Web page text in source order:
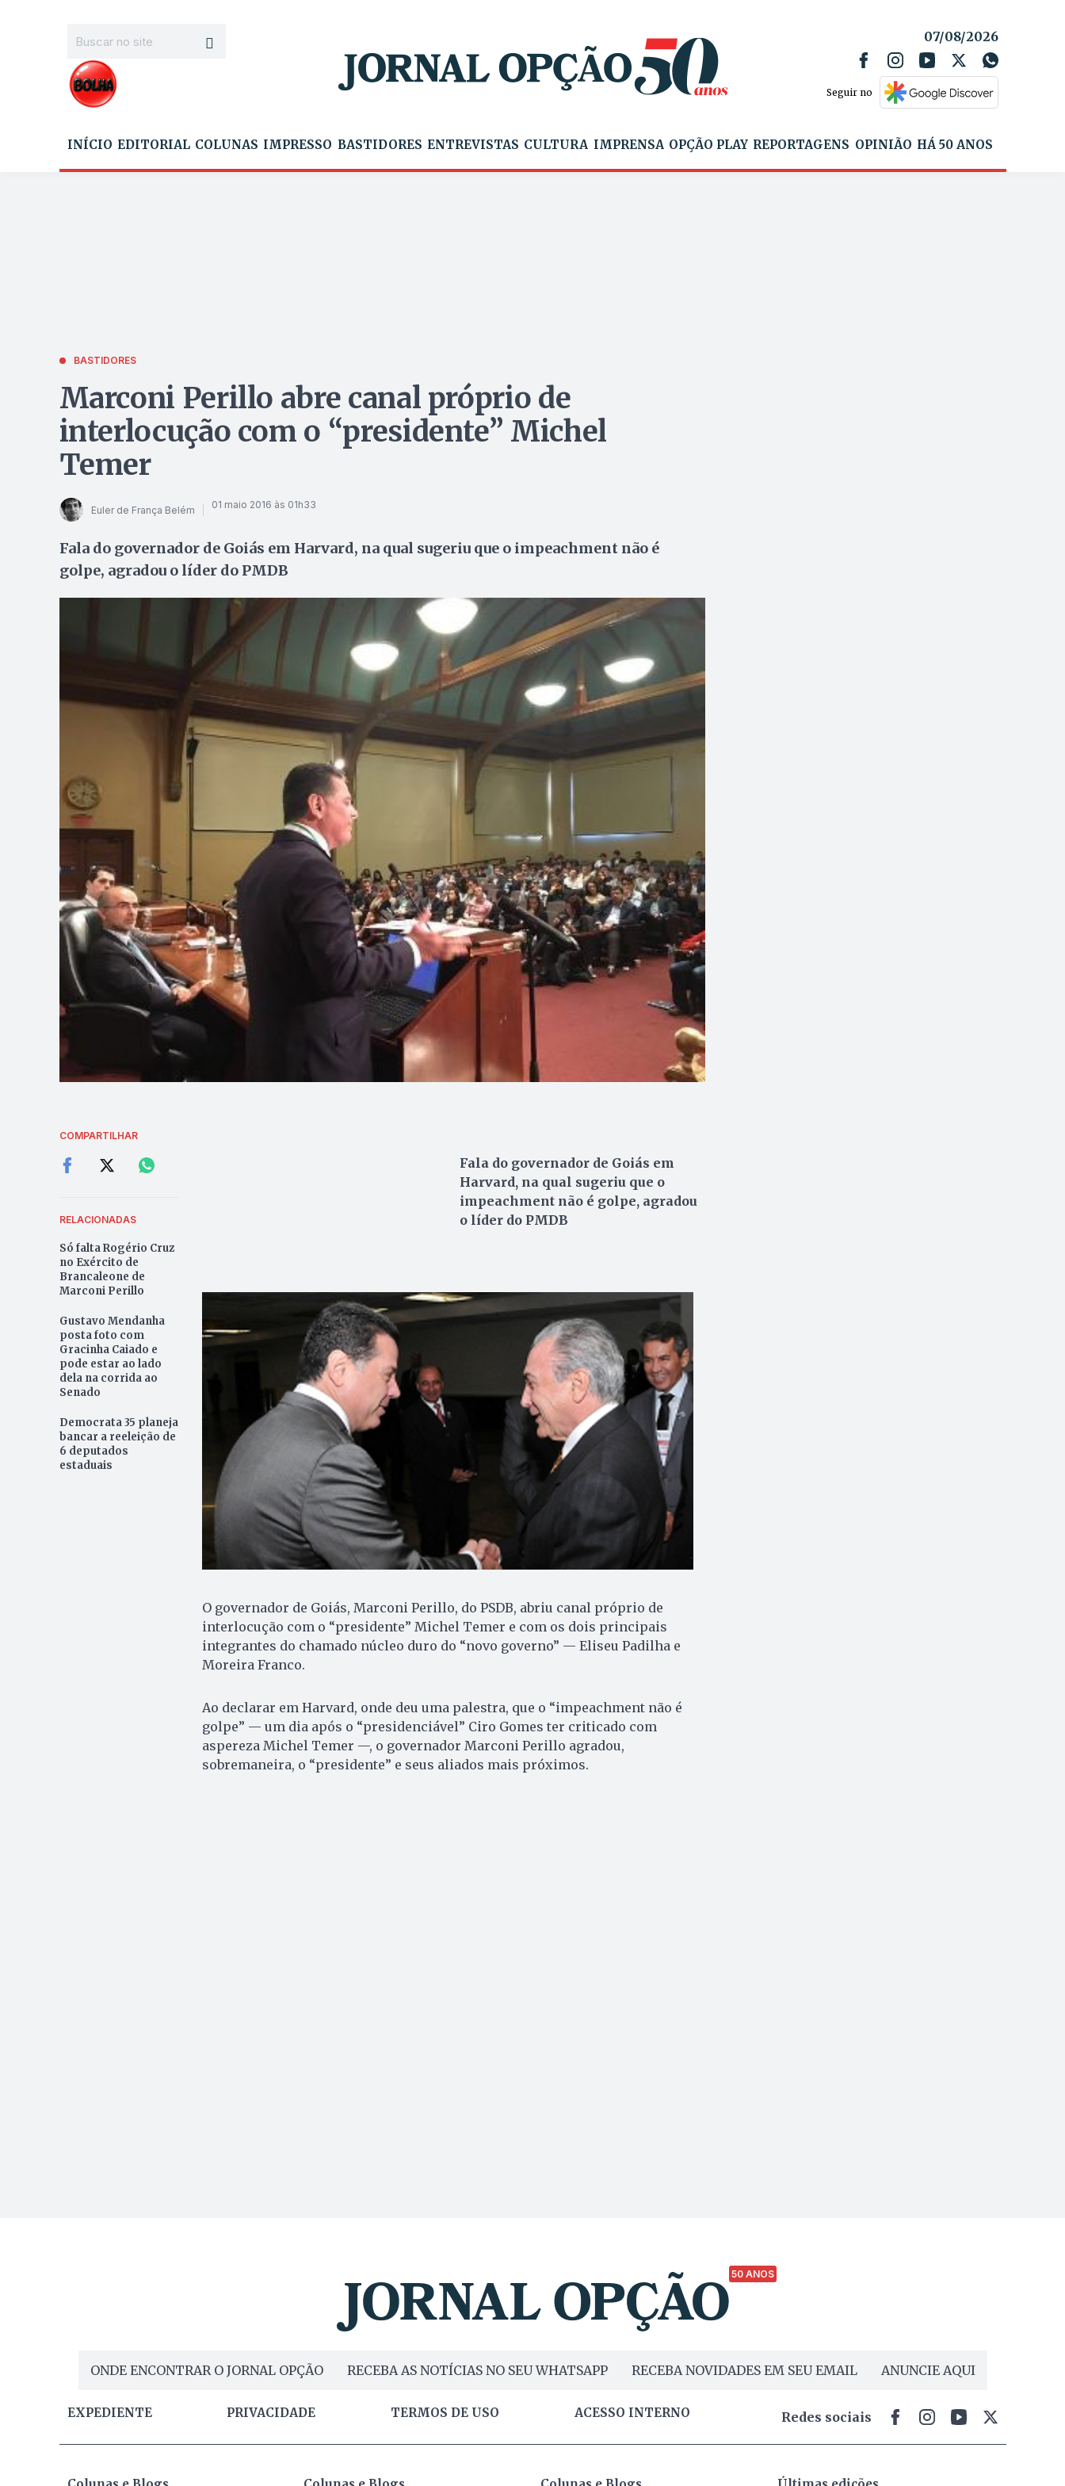
07/08/2026
Seguir no
INÍCIO EDITORIAL COLUNAS IMPRESSO BASTIDORES ENTREVISTAS CULTURA IMPRENSA OPÇÃO PLAY REPORTAGENS OPINIÃO HÁ 50 ANOS
BASTIDORES
Marconi Perillo abre canal próprio de
interlocução com o “presidente” Michel
Temer
Euler de França Belém 01 maio 2016 às 01h33
Fala do governador de Goiás em Harvard, na qual sugeriu que o impeachment não é
golpe, agradou o líder do PMDB
COMPARTILHAR
RELACIONADAS
Só falta Rogério Cruz
no Exército de
Brancaleone de
Marconi Perillo
Gustavo Mendanha
posta foto com
Gracinha Caiado e
pode estar ao lado
dela na corrida ao
Senado
Democrata 35 planeja
bancar a reeleição de
6 deputados
estaduais
Fala do governador de Goiás em
Harvard, na qual sugeriu que o
impeachment não é golpe, agradou
o líder do PMDB
O governador de Goiás, Marconi Perillo, do PSDB, abriu canal próprio de
interlocução com o “presidente” Michel Temer e com os dois principais
integrantes do chamado núcleo duro do “novo governo” — Eliseu Padilha e
Moreira Franco.
Ao declarar em Harvard, onde deu uma palestra, que o “impeachment não é
golpe” — um dia após o “presidenciável” Ciro Gomes ter criticado com
aspereza Michel Temer —, o governador Marconi Perillo agradou,
sobremaneira, o “presidente” e seus aliados mais próximos.
50 ANOS
ONDE ENCONTRAR O JORNAL OPÇÃO RECEBA AS NOTÍCIAS NO SEU WHATSAPP RECEBA NOVIDADES EM SEU EMAIL ANUNCIE AQUI
EXPEDIENTE PRIVACIDADE TERMOS DE USO ACESSO INTERNO Redes sociais